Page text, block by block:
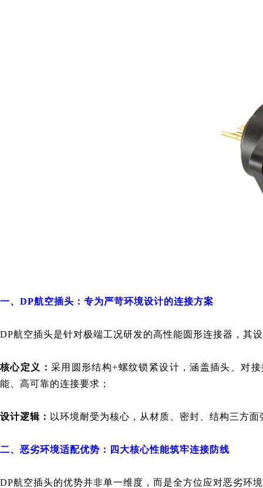
一、DP航空插头：专为严苛环境设计的连接方案
DP航空插头是针对极端工况研发的高性能圆形连接器，其
核心定义： 采用圆形结构+螺纹锁紧设计，涵盖插头、对
能、高可靠的连接要求；
设计逻辑： 以环境耐受为核心，从材质、密封、结构三方
二、恶劣环境适配优势：四大核心性能筑牢连接防线
DP航空插头的优势并非单一维度，而是全方位应对恶劣环